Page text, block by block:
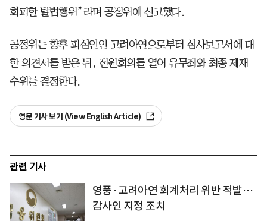
회피한 탈법행위”라며 공정위에 신고했다.
공정위는 향후 피심인인 고려아연으로부터 심사보고서에 대
한 의견서를 받은 뒤, 전원회의를 열어 유무죄와 최종 제재
수위를 결정한다.
영문 기사 보기 (View English Article)
관련 기사
영풍·고려아연 회계처리 위반 적발…
감사인 지정 조치